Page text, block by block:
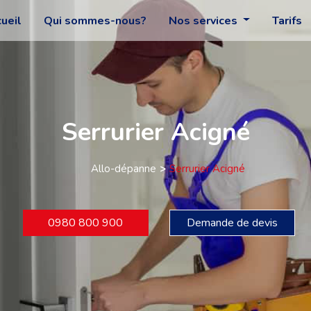
Qui sommes-nous? Nos services Tarifs
Serrurier Acigné
Allo-dépanne Serrurier Acigné
0980 800 900 Demande de devis